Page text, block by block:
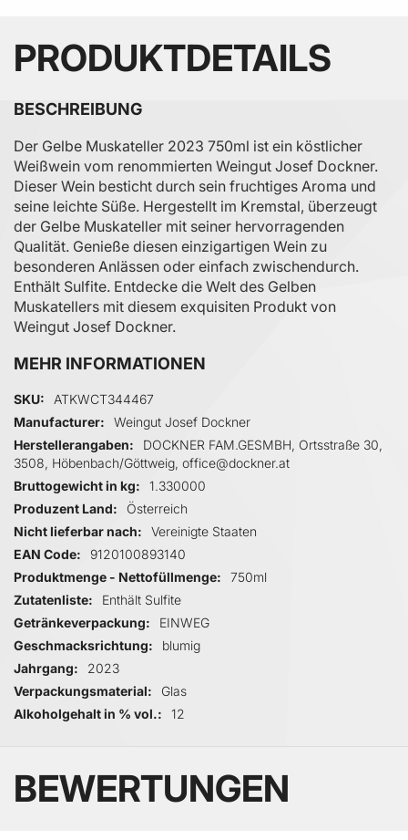
PRODUKTDETAILS
BESCHREIBUNG
Der Gelbe Muskateller 2023 750ml ist ein köstlicher
Weißwein vom renommierten Weingut Josef Dockner.
Dieser Wein besticht durch sein fruchtiges Aroma und
seine leichte Süße. Hergestellt im Kremstal, überzeugt
der Gelbe Muskateller mit seiner hervorragenden
Qualität. Genieße diesen einzigartigen Wein zu
besonderen Anlässen oder einfach zwischendurch.
Enthält Sulfite. Entdecke die Welt des Gelben
Muskatellers mit diesem exquisiten Produkt von
Weingut Josef Dockner.
MEHR INFORMATIONEN
Mehr Informationen
SKU
ATKWCT344467
Manufacturer
Weingut Josef Dockner
Herstellerangaben
DOCKNER FAM.GESMBH, Ortsstraße 30,
3508, Höbenbach/Göttweig, office@dockner.at
Bruttogewicht in kg
1.330000
Produzent Land
Österreich
Nicht lieferbar nach
Vereinigte Staaten
EAN Code
9120100893140
Produktmenge - Nettofüllmenge
750ml
Zutatenliste
Enthält Sulfite
Getränkeverpackung
EINWEG
Geschmacksrichtung
blumig
Jahrgang
2023
Verpackungsmaterial
Glas
Alkoholgehalt in % vol.
12
BEWERTUNGEN